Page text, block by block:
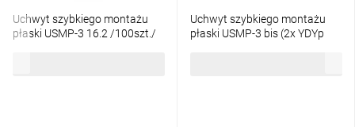
Uchwyt szybkiego montażu
płaski USMP-3 16.2 /100szt./
Uchwyt szybkiego montażu
płaski USMP-3 bis (2x YDYp